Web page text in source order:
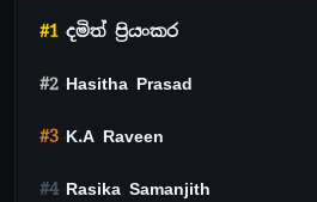
#1 දමිත් ප්‍රියංකර
#2 Hasitha Prasad
#3 K.A Raveen
#4 Rasika Samanjith